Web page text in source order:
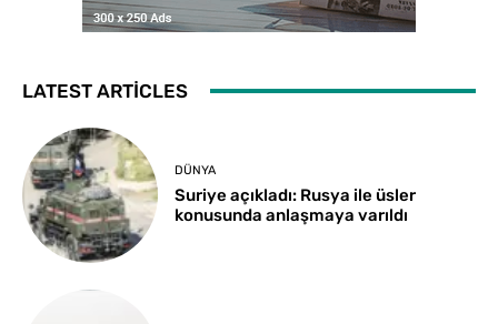
LATEST ARTICLES
DÜNYA
Suriye açıkladı: Rusya ile üsler
konusunda anlaşmaya varıldı